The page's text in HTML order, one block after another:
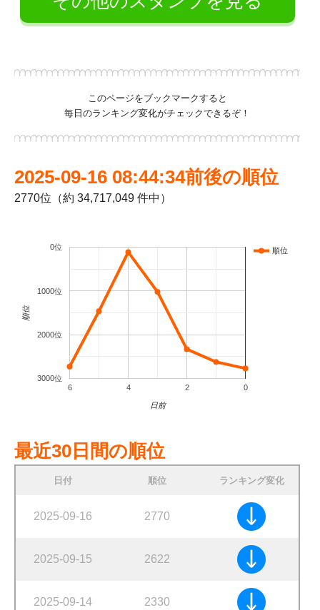
このページをブックマークすると
毎日のランキング変化がチェックできるぞ！
2025-09-16 08:44:34前後の順位
2770位（約 34,717,049 件中）
順位
6 4 2 0
0位
1000位
2000位
3000位
日前
順位
最近30日間の順位
日付 順位 ランキング変化
2025-09-16 2770
2025-09-15 2622
2025-09-14 2330